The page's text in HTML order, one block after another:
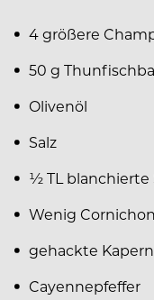
4 größere
50 g
Olivenöl
Salz
½ TL blanchierte
Wenig
gehackte Kapern
Cayennepfeffer